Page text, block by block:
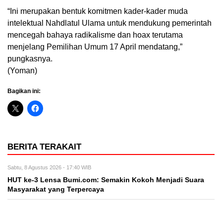
“Ini merupakan bentuk komitmen kader-kader muda
intelektual Nahdlatul Ulama untuk mendukung pemerintah
mencegah bahaya radikalisme dan hoax terutama
menjelang Pemilihan Umum 17 April mendatang,”
pungkasnya.
(Yoman)
Bagikan ini:
BERITA TERAKAIT
Sabtu, 8 Agustus 2026 - 17:40 WIB
HUT ke-3 Lensa Bumi.com: Semakin Kokoh Menjadi Suara
Masyarakat yang Terpercaya